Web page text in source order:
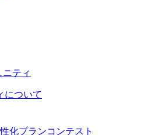
について
化プランコンテスト